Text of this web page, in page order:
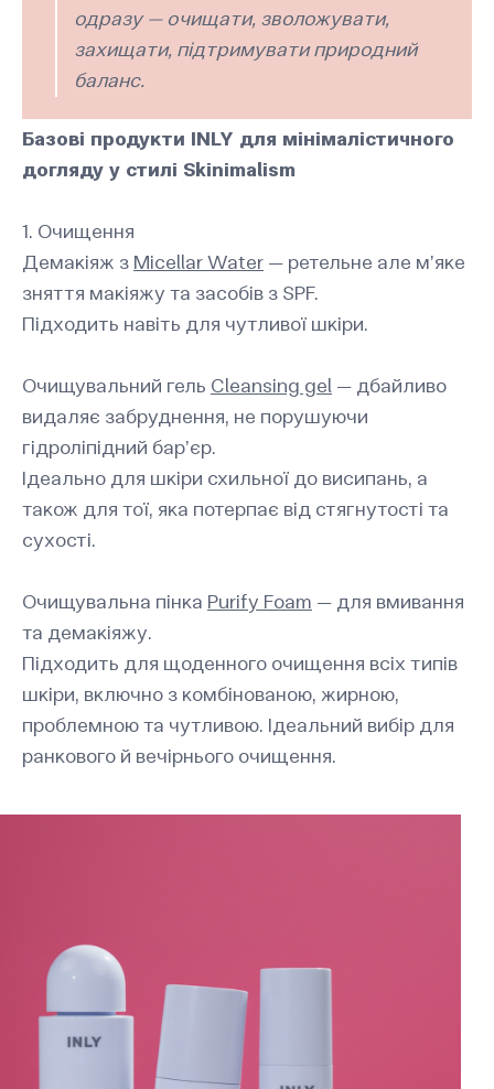
одразу — очищати, зволожувати,
захищати, підтримувати природний
баланс.
Базові продукти INLY для мінімалістичного
догляду у стилі Skinimalism
1. Очищення
Демакіяж з Micellar Water — ретельне але м’яке
зняття макіяжу та засобів з SPF.
Підходить навіть для чутливої шкіри.
Очищувальний гель Cleansing gel — дбайливо
видаляє забруднення, не порушуючи
гідроліпідний бар’єр.
Ідеально для шкіри схильної до висипань, а
також для тої, яка потерпає від стягнутості та
сухості.
Очищувальна пінка Purify Foam — для вмивання
та демакіяжу.
Підходить для щоденного очищення всіх типів
шкіри, включно з комбінованою, жирною,
проблемною та чутливою. Ідеальний вибір для
ранкового й вечірнього очищення.